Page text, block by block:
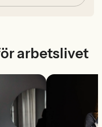
arbetslivet